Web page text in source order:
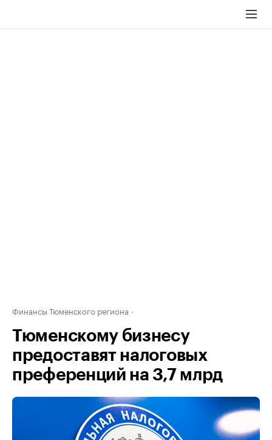
Финансы Тюменского региона
Тюменскому бизнесу
предоставят налоговых
преференций на 3,7 млрд